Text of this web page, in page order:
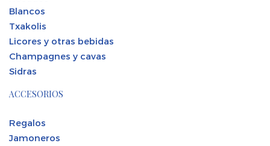
Blancos
Txakolis
Licores y otras bebidas
Champagnes y cavas
Sidras
ACCESORIOS
Regalos
Jamoneros